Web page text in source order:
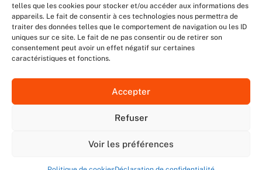
telles que les cookies pour stocker et/ou accéder aux informations des
appareils. Le fait de consentir à ces technologies nous permettra de
traiter des données telles que le comportement de navigation ou les ID
uniques sur ce site. Le fait de ne pas consentir ou de retirer son
consentement peut avoir un effet négatif sur certaines
caractéristiques et fonctions.
Accepter
Refuser
Voir les préférences
ANNONCES
ÉVÉNEMENTS
NOS RÉSEAUX SOCIAUX
b
T
i
t
I
s
a
u
MENTIONS LÉGALES
DONNÉES PERSONNELLES